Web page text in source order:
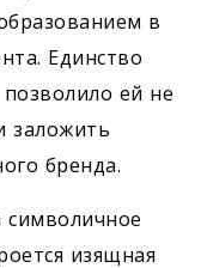
в
Единство
ей не
заложить
бренда.
символичное
изящная